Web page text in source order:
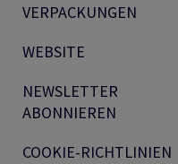
VERPACKUNGEN
WEBSITE
NEWSLETTER
ABONNIEREN
COOKIE-RICHTLINIEN